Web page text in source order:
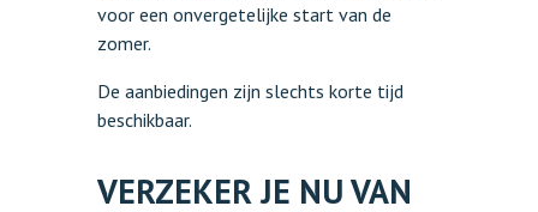
voor een onvergetelijke start van de
zomer.
De aanbiedingen zijn slechts korte tijd
beschikbaar.
VERZEKER JE NU VAN